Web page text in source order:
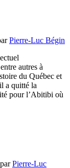
Pierre-Luc Bégin
autres à
du Québec et
a quitté la
pour l’Abitibi où
parPierre-Luc